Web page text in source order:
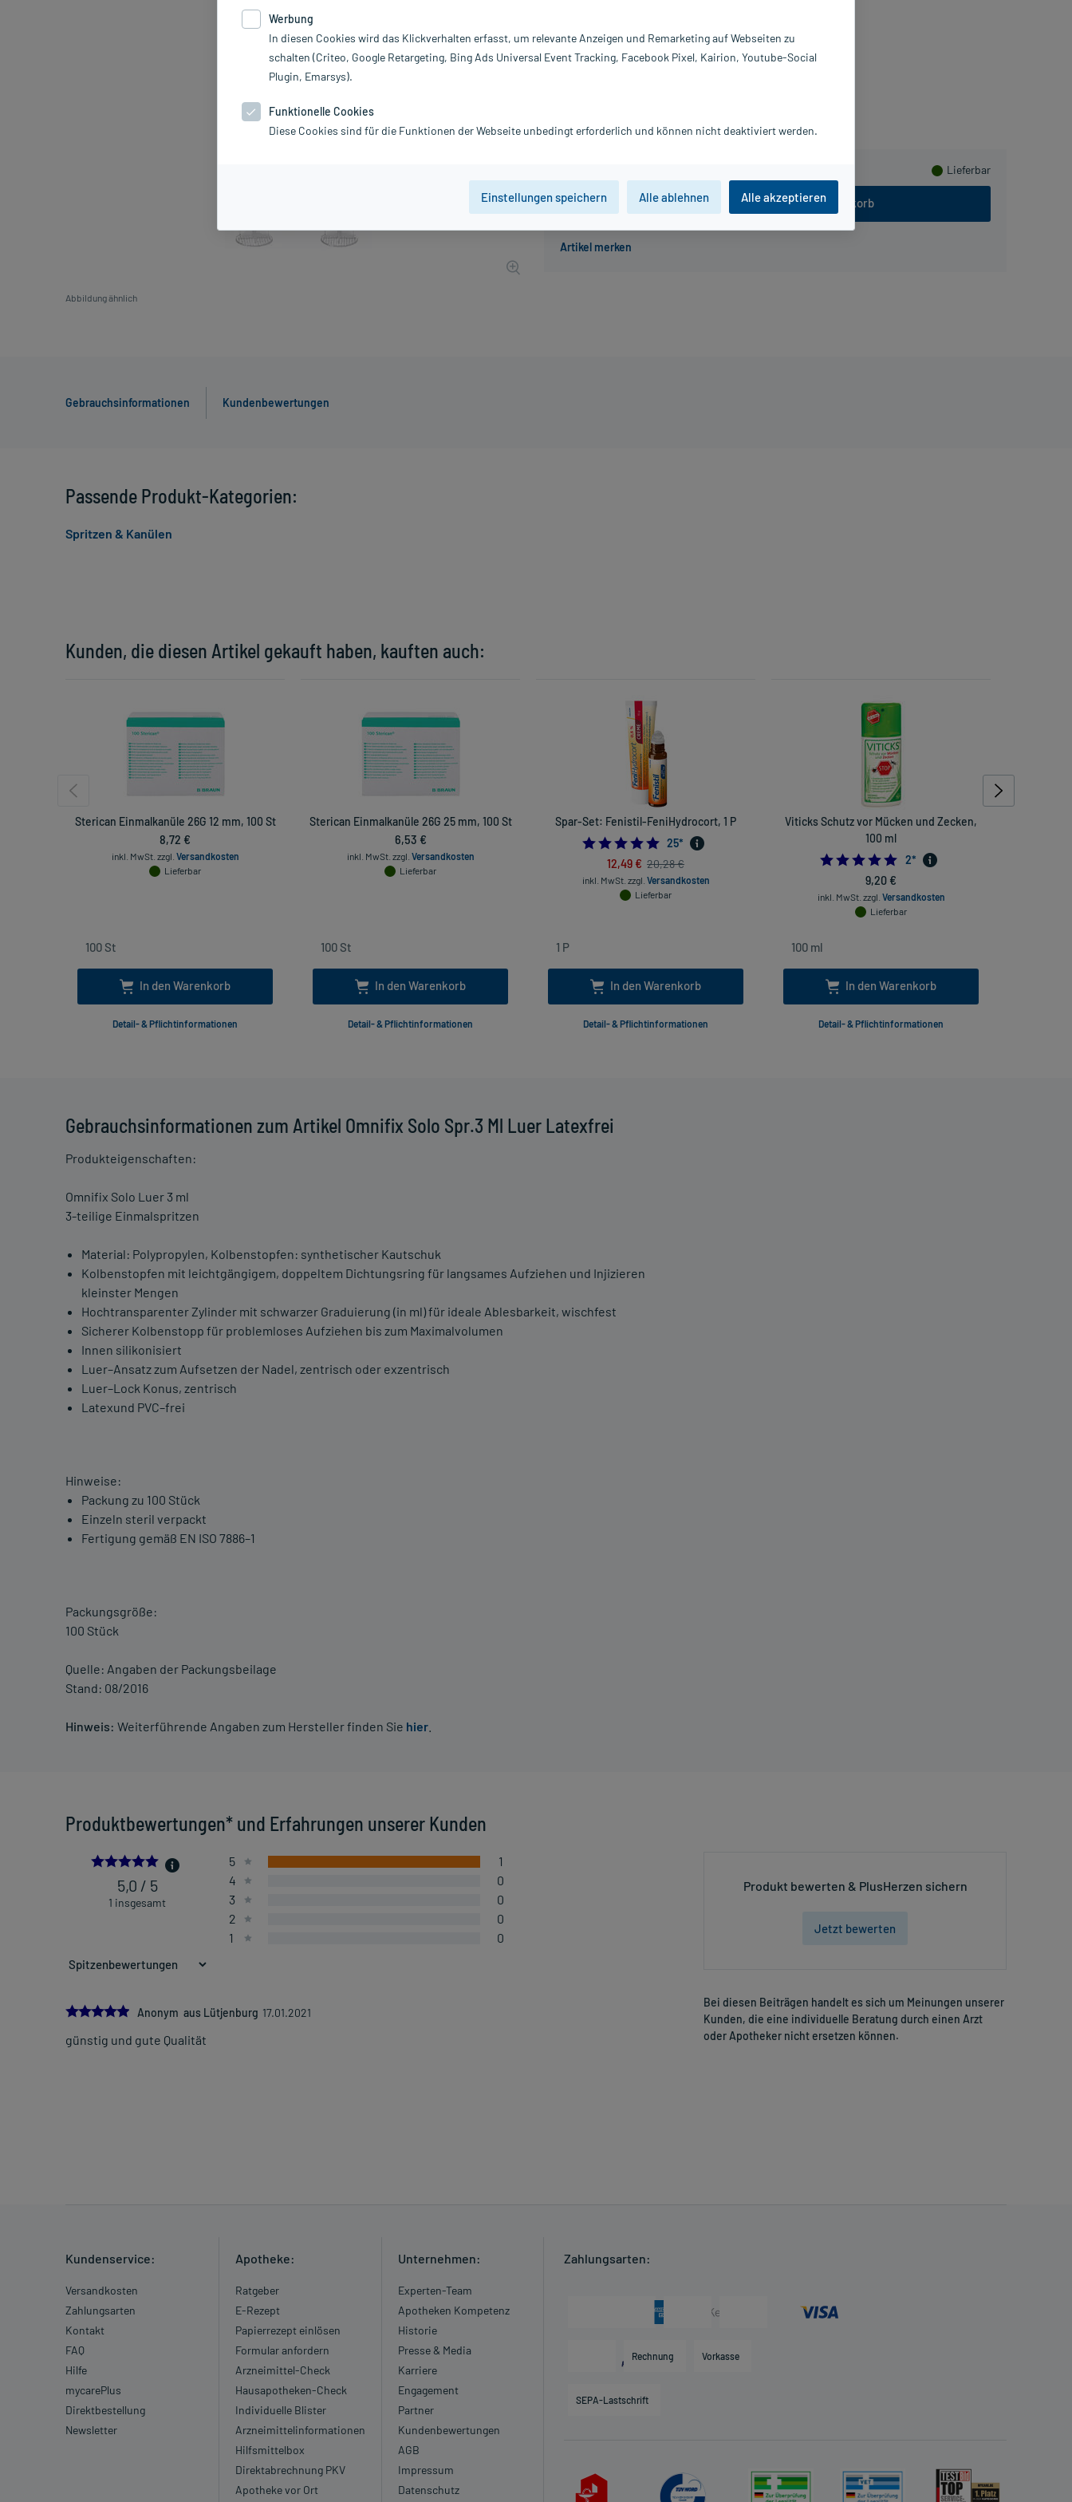
Abbildung ähnlich
Grundpreis: 37,30 € / l
Lieferbar
In den Warenkorb
Hersteller:
B. Braun Melsungen AG
Gebrauchsinformationen Kundenbewertungen
Gebrauchsinformationen zum Artikel Omnifix Solo Spr.3 Ml Luer Latexfrei
Produkteigenschaften:
Omnifix Solo Luer 3 ml
3-teilige Einmalspritzen
Material: Polypropylen, Kolbenstopfen: synthetischer Kautschuk
Kolbenstopfen mit leichtgängigem, doppeltem Dichtungsring für langsames Aufziehen und Injizieren
kleinster Mengen
Hochtransparenter Zylinder mit schwarzer Graduierung (in ml) für ideale Ablesbarkeit, wischfest
Sicherer Kolbenstopp für problemloses Aufziehen bis zum Maximalvolumen
Innen silikonisiert
Luer–Ansatz zum Aufsetzen der Nadel, zentrisch oder exzentrisch
Luer–Lock Konus, zentrisch
Latexund PVC–frei
Hinweise:
Packung zu 100 Stück
Einzeln steril verpackt
Fertigung gemäß EN ISO 7886–1
Packungsgröße:
100 Stück
Quelle: Angaben der Packungsbeilage
Stand: 08/2016
Hinweis: Weiterführende Angaben zum Hersteller finden Sie hier
Produktbewertungen* und Erfahrungen unserer Kunden
5.0
5,0 / 5
1 insgesamt
5
1
4
0
3
0
2
0
1
0
5.0
Anonym aus Lütjenburg 17.01.2021
günstig und gute Qualität
Produkt bewerten & PlusHerzen sichern
Jetzt bewerten
Bei diesen Beiträgen handelt es sich um Meinungen unserer
Kunden, die eine individuelle Beratung durch einen Arzt
oder Apotheker nicht ersetzen können.
Kunden, die diesen Artikel gekauft haben, kauften auch:
Sterican Einmalkanüle 26G 12 mm, 100 St
8,72 €
inkl. MwSt. zzgl. Versandkosten
Lieferbar
In den Warenkorb
Detail- & Pflichtinformationen
Sterican Einmalkanüle 26G 25 mm, 100 St
6,53 €
inkl. MwSt. zzgl. Versandkosten
Lieferbar
In den Warenkorb
Detail- & Pflichtinformationen
Spar-Set: Fenistil-FeniHydrocort, 1 P
4.8
25*
12,49 € 20,28 €
inkl. MwSt. zzgl. Versandkosten
Lieferbar
In den Warenkorb
Detail- & Pflichtinformationen
Viticks Schutz vor Mücken und Zecken,
100 ml
5.0
2*
9,20 €
inkl. MwSt. zzgl. Versandkosten
Lieferbar
In den Warenkorb
Detail- & Pflichtinformationen
Passende Produkt-Kategorien:
Spritzen & Kanülen
Kundenservice:
Versandkosten
Zahlungsarten
Kontakt
FAQ
Hilfe
mycarePlus
Direktbestellung
Newsletter
Apotheke:
Ratgeber
E-Rezept
Papierrezept einlösen
Formular anfordern
Arzneimittel-Check
Hausapotheken-Check
Individuelle Blister
Arzneimittelinformationen
Hilfsmittelbox
Direktabrechnung PKV
Apotheke vor Ort
Unternehmen:
Experten-Team
Apotheken Kompetenz
Historie
Presse & Media
Karriere
Engagement
Partner
Kundenbewertungen
AGB
Impressum
Datenschutz
Zahlungsarten:
Rechnung Vorkasse
SEPA-Lastschrift
Werbung
In diesen Cookies wird das Klickverhalten erfasst, um relevante Anzeigen und Remarketing auf Webseiten zu
schalten (Criteo, Google Retargeting, Bing Ads Universal Event Tracking, Facebook Pixel, Kairion, Youtube-Social
Plugin, Emarsys).
Funktionelle Cookies
Diese Cookies sind für die Funktionen der Webseite unbedingt erforderlich und können nicht deaktiviert werden.
Einstellungen speichern Alle ablehnen Alle akzeptieren